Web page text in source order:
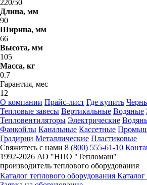
220/50
Длина, мм
90
Ширина, мм
66
Высота, мм
105
Масса, кг
0.7
Гарантия, мес
12
О компании Прайс-лист Где купить
Тепловые завесы Вертикальные Водяные
Тепловентиляторы Электрические
Фанкойлы Канальные Кассетные
Градирни Металлические Пластиковые
Свяжитесь с нами 8 (800) 555-61-10
1992-2026 АО "НПО "Тепломаш"
производитель теплового оборудования
Каталог теплового оборудования